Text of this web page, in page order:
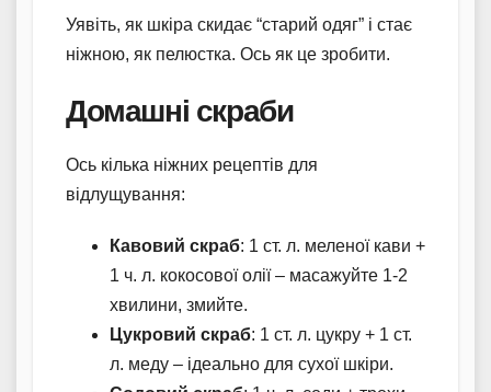
Уявіть, як шкіра скидає “старий одяг” і стає
ніжною, як пелюстка. Ось як це зробити.
Домашні скраби
Ось кілька ніжних рецептів для
відлущування:
Кавовий скраб: 1 ст. л. меленої кави +
1 ч. л. кокосової олії – масажуйте 1-2
хвилини, змийте.
Цукровий скраб: 1 ст. л. цукру + 1 ст.
л. меду – ідеально для сухої шкіри.